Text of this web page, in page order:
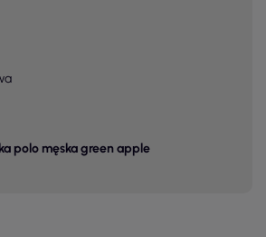
polo męska green apple